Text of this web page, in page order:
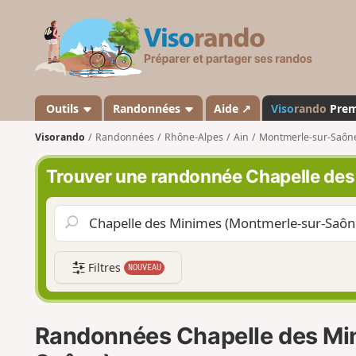
s
a
n
d
o
Outils Randonnées Aide ↗ Visorando
Visorando Randonnées Rhône-Alpes Ain Montmerle-sur-
Trouver une randonnée Chapelle
Filtres NOUVEAU
Randonnées Chapelle des